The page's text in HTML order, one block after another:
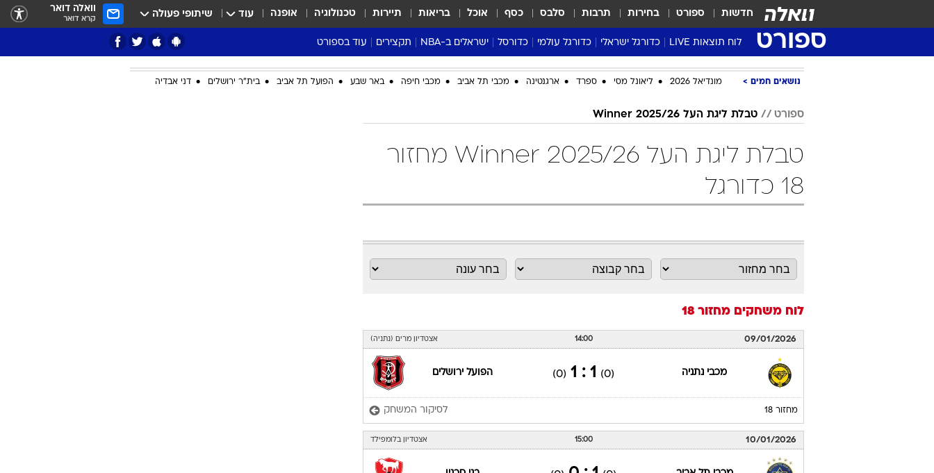
חדשות ספורט בחירות תרבות סלבס כסף אוכל בריאות תיירות טכנולוגיה אופנה עוד שיתופי פעולה וואלה דואר
קרא דואר
ספורט לוח תוצאות LIVE כדורגל ישראלי
ליגת העל Winner
גביע המדינה
שגרירים
כדורגל עולמי
ליגה אנגלית
ליגה צרפתית
כדורסל
ליגת העל
נבחרות ישראל בכדורסל
ישראלים ב-NBA
דני אבדיה
תקצירים עוד בספורט
מונדיאל 2026
NBA
כתבו לנו
נושאים חמים מונדיאל 2026 ליאונל מסי ספרד ארגנטינה מכבי תל אביב מכבי חיפה באר שבע הפועל תל אביב בית"ר ירושלים דני אבדיה
ספורט טבלת ליגת העל 2025/26 Winner
טבלת ליגת העל 2025/26 Winner מחזור
18 כדורגל
לוח משחקים מחזור 18
09/01/2026
14:00 אצטדיון מרים (נתניה)
מכבי נתניה (0)
1 : 1
(0) הפועל ירושלים
מחזור 18 לסיקור המשחק
10/01/2026
15:00 אצטדיון בלומפילד